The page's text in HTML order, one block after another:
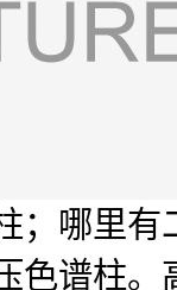
；哪里
色谱柱